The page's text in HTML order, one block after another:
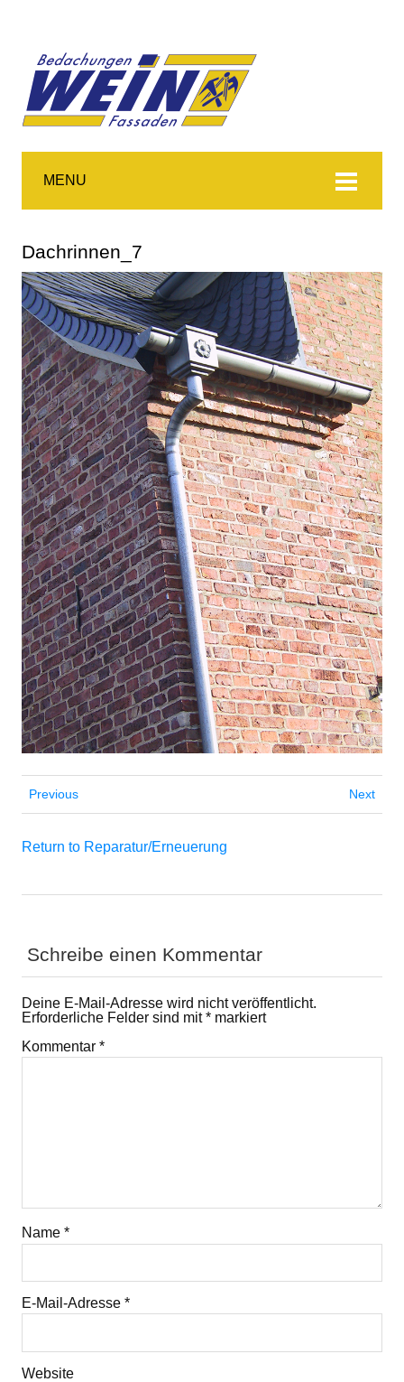
MENU
Dachrinnen_7
Previous Next
Return to Reparatur/Erneuerung
Schreibe einen Kommentar
Deine E-Mail-Adresse wird nicht veröffentlicht.
Erforderliche Felder sind mit* markiert
Kommentar *
Name *
E-Mail-Adresse *
Website